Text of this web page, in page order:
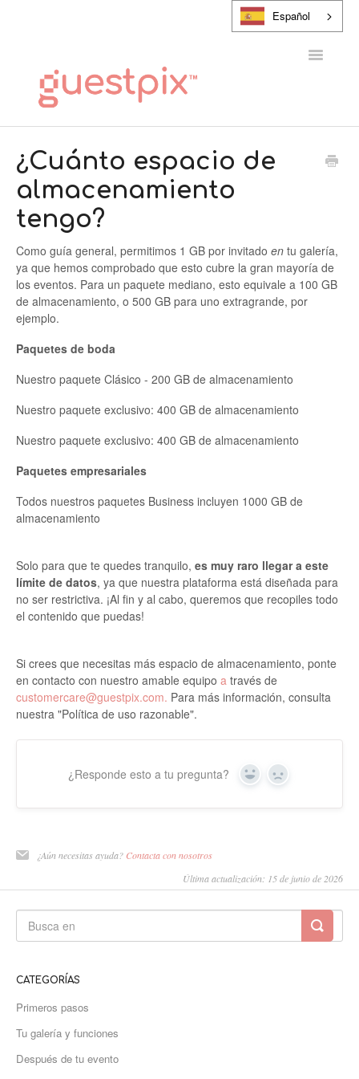
Español
Alternar
PONTE EN CONTACTO CON
¿Cuánto espacio de
almacenamiento
tengo?
Como guía general, permitimos 1 GB por invitado en tu galería,
ya que hemos comprobado que esto cubre la gran mayoría de
los eventos. Para un paquete mediano, esto equivale a 100 GB
de almacenamiento, o 500 GB para uno extragrande, por
ejemplo.
Paquetes de boda
Nuestro paquete Clásico - 200 GB de almacenamiento
Nuestro paquete exclusivo: 400 GB de almacenamiento
Nuestro paquete exclusivo: 400 GB de almacenamiento
Paquetes empresariales
Todos nuestros paquetes Business incluyen 1000 GB de
almacenamiento
Solo para que te quedes tranquilo, es muy raro llegar a este
límite de datos, ya que nuestra plataforma está diseñada para
no ser restrictiva. ¡Al fin y al cabo, queremos que recopiles todo
el contenido que puedas!
Si crees que necesitas más espacio de almacenamiento, ponte
en contacto con nuestro amable equipo a través de
customercare@guestpix.com. Para más información, consulta
nuestra "Política de uso razonable".
¿Responde esto a tu pregunta? Sí No
¿Aún necesitas ayuda? Contacta con nosotros
Última actualización: 15 de junio de 2026
CATEGORÍAS
Primeros pasos
Tu galería y funciones
Después de tu evento